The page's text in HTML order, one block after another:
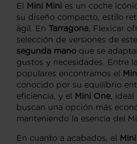
El Mini Mini es un coche
su diseño compacto, estilo
ágil. En Tarragona, Flexicar
selección de versiones de
segunda mano que se
gustos y necesidades. Entre
populares encontramos el
conocido por su equilibrio
eficiencia, y el Mini One, ideal
buscan una opción más
manteniendo la esencia del
En cuanto a acabados, el